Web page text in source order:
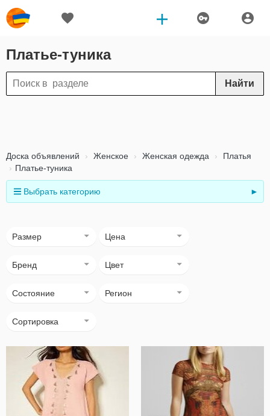
Платье-туника
Найти
Доска объявлений Женское Женская одежда
Платья
Платье-туника
Выбрать категорию ►
Размер Цена
Бренд Цвет
Состояние Регион
Сортировка